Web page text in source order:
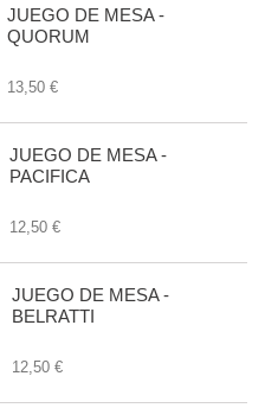
JUEGO DE MESA -
QUORUM
13,50 €
JUEGO DE MESA -
PACIFICA
12,50 €
JUEGO DE MESA -
BELRATTI
12,50 €